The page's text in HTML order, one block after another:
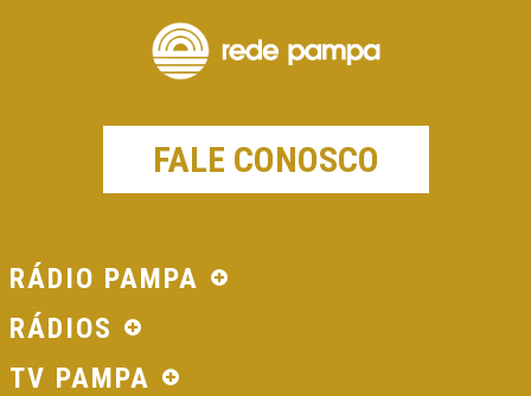
FALE CONOSCO
RÁDIO PAMPA
RÁDIOS
TV PAMPA